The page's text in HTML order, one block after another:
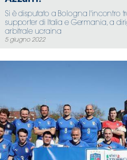
Si è disputato a Bologna l'incontro
supporter di Italia e Germania, a
arbitrale ucraina
5 giugno 2022